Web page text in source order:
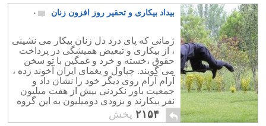
بیداد بیکاری و تحقیر روز افزون زنان ۰
ژمانی که پای درد دل زنان بیکار می نشینی
، از بیکاری و تبعیض همیشگی در پرداخت
حقوق ،خسته و خرد و غمگین با تو سخن
می گویند. چپاول و یغمای ایران آخوند زده ،
آرام آرام روی دیگر خود را نشان داد و
جمعیت باور نکردنی بیش از هفت میلیون
نفر بیکارند و بزودی دومیلیون به این گروه
افزوده می شود .
۲۱۵۴ پخش